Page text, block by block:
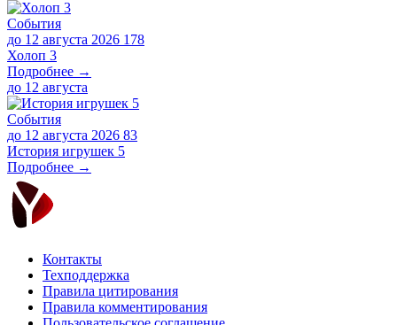
События
до 12 августа 2026 178
Холоп 3
Подробнее →
до 12 августа
События
до 12 августа 2026 83
История игрушек 5
Подробнее →
Контакты
Техподдержка
Правила цитирования
Правила комментирования